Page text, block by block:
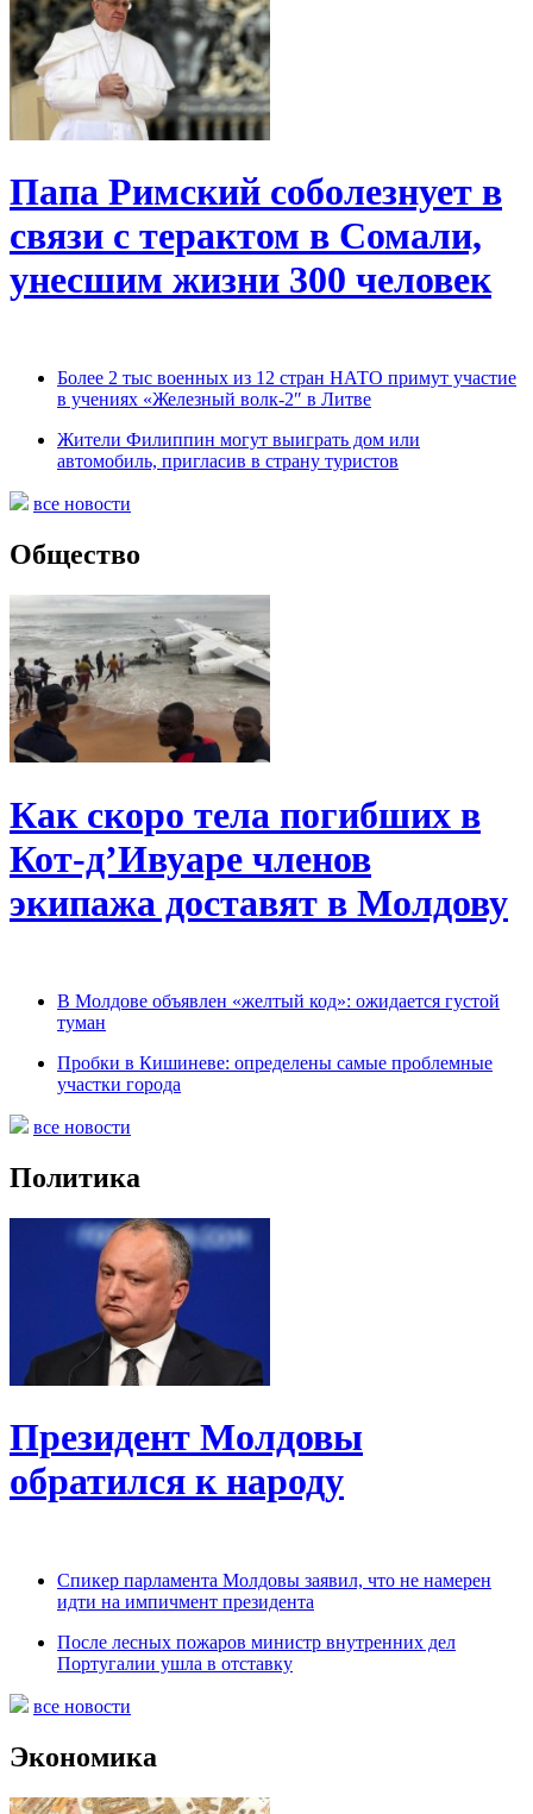
Папа Римский соболезнует в
связи с терактом в Сомали,
унесшим жизни 300 человек
Более 2 тыс военных из 12 стран НАТО примут участие
в учениях «Железный волк-2″ в Литве
Жители Филиппин могут выиграть дом или
автомобиль, пригласив в страну туристов
все новости
Общество
Как скоро тела погибших в
Кот-д’Ивуаре членов
экипажа доставят в Молдову
В Молдове объявлен «желтый код»: ожидается густой
туман
Пробки в Кишиневе: определены самые проблемные
участки города
все новости
Политика
Президент Молдовы
обратился к народу
Спикер парламента Молдовы заявил, что не намерен
идти на импичмент президента
После лесных пожаров министр внутренних дел
Португалии ушла в отставку
все новости
Экономика